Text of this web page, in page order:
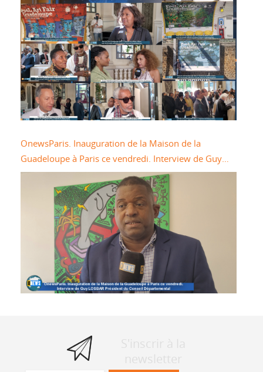
OnewsParis. Inauguration de la Maison de la
Guadeloupe à Paris ce vendredi. Interview de Guy
LOSBAR Président du Conseil Départemental